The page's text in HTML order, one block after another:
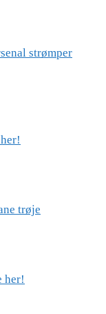
strømper
trøje
her!